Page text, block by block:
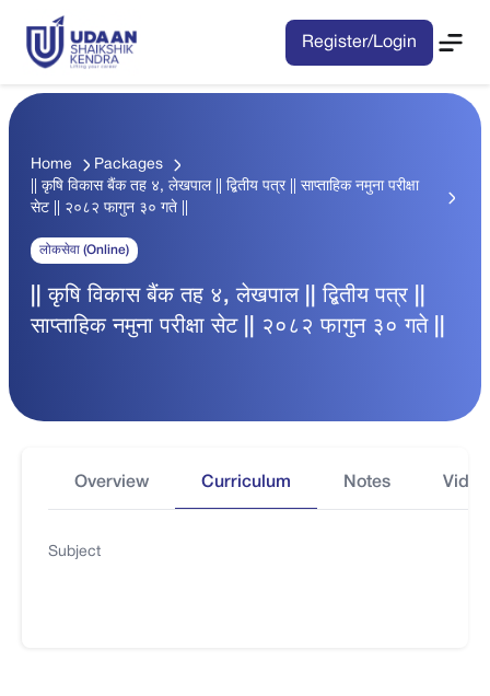
Register/Login
Home
Packages
|| कृषि विकास बैंक तह ४, लेखपाल || द्बितीय पत्र || साप्ताहिक नमुना परीक्षा
सेट || २०८२ फागुन ३० गते ||
लोकसेवा (Online)
|| कृषि विकास बैंक तह ४, लेखपाल || द्बितीय पत्र ||
साप्ताहिक नमुना परीक्षा सेट || २०८२ फागुन ३० गते ||
Overview Curriculum Notes
Subject